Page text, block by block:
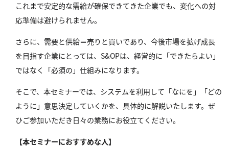
これまで安定的な需給が確保できてきた企業でも、変化への対
応準備は避けられません。
さらに、需要と供給＝売りと買いであり、今後市場を拡げ成長
を目指す企業にとっては、S&OPは、経営的に「できたらよい」
ではなく「必須の」仕組みになります。
そこで、本セミナーでは、システムを利用して「なにを」「どの
ように」意思決定していくかを、具体的に解説いたします。ぜ
ひご参加いただき日々の業務にお役立てください。
【本セミナーにおすすめな人】